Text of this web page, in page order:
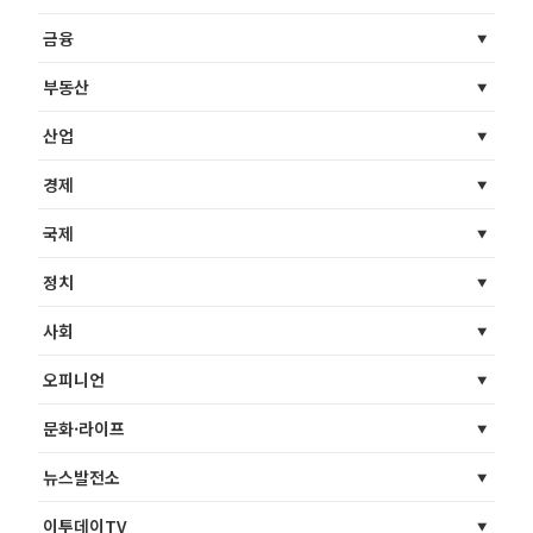
금융
부동산
산업
경제
국제
정치
사회
오피니언
문화·라이프
뉴스발전소
이투데이TV